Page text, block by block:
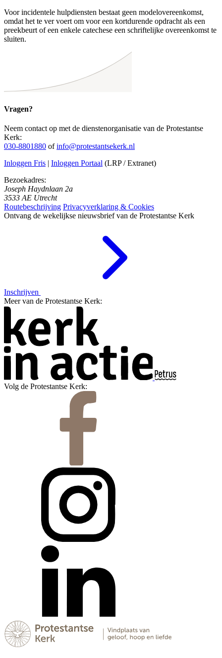
Voor incidentele hulpdiensten bestaat geen modelovereenkomst,
omdat het te ver voert om voor een kortdurende opdracht als een
preekbeurt of een enkele catechese een schriftelijke overeenkomst te
sluiten.
Vragen?
Neem contact op met de dienstenorganisatie van de Protestantse
Kerk:
030-8801880 ofinfo@protestantsekerk.nl
Inloggen Fris | Inloggen Portaal (LRP / Extranet)
Bezoekadres:
Joseph Haydnlaan 2a
3533 AE Utrecht
Routebeschrijving Privacyverklaring & Cookies
Ontvang de wekelijkse nieuwsbrief van de Protestantse Kerk
Inschrijven
Meer van de Protestantse Kerk:
Volg de Protestantse Kerk: